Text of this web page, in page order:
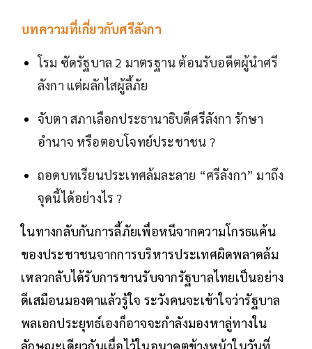
บทความที่เกี่ยวกับศรีลังกา
โรม ซัดรัฐบาล 2 มาตรฐาน ต้อนรับอดีตผู้นำศรี
ลังกา แต่ผลักไสผู้ลี้ภัย
จับตา สภาเลือกประธานาธิบดีศรีลังกา รักษา
อำนาจ หรือตอบโจทย์ประชาชน ?
ถอดบทเรียนประเทศล้มละลาย “ศรีลังกา” มาถึง
จุดนี้ได้อย่างไร ?
ในทางกลับกันการลี้ภัยเพื่อหนีจากความโกรธแค้น
ของประชาชนจากการบริหารประเทศผิดพลาดล้ม
เหลวกลับได้รับการขานรับจากรัฐบาลไทยเป็นอย่าง
ดีเสมือนมองตาแล้วรู้ใจ ระวังคนจะเข้าใจว่ารัฐบาล
พลเอกประยุทธ์เองก็อาจจะกำลังมองหาลู่ทางใน